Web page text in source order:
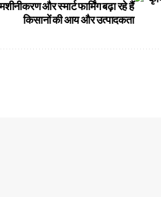
और स्मार्ट फार्मिंग बढ़ा रहे हैं
किसानों की आय और उत्पादकता